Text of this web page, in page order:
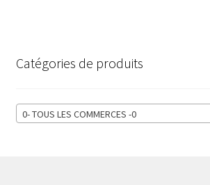
Catégories de produits
0- TOUS LES COMMERCES -0